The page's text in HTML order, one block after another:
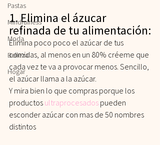
Pastas
Mindfulness
Moda
Belleza
Hogar
1. Elimina el ázucar
refinada de tu alimentación:
Elimina poco poco el azúcar de tus
comidas, al menos en un 80% créeme que
cada vez te va a provocar menos. Sencillo,
el azúcar llama a la azúcar.
Y mira bien lo que compras porque los
productos ultraprocesados pueden
esconder azúcar con mas de 50 nombres
distintos